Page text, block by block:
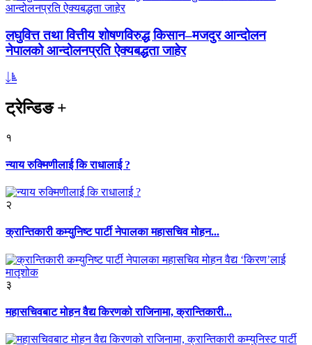
लघुवित्त तथा वित्तीय शोषणविरुद्ध किसान–मजदुर आन्दोलन
नेपालको आन्दोलनप्रति ऐक्यबद्धता जाहेर
ट्रेन्डिङ+
१
न्याय रुक्मिणीलाई कि राधालाई ?
२
क्रान्तिकारी कम्युनिष्ट पार्टी नेपालका महासचिव मोहन...
३
महासचिवबाट मोहन वैद्य किरणको राजिनामा, क्रान्तिकारी...